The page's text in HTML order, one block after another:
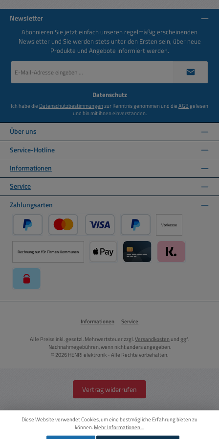
Newsletter
Abonnieren Sie jetzt einfach unseren regelmäßig erscheinenden
Newsletter und Sie werden stets unter den Ersten sein, über neue
Produkte und Angebote informiert werden.
Mail-
Datenschutz
Ich habe die Datenschutzbestimmungenzur Kenntnis genommen und dieAGBgelesen
und bin mit ihnen einverstanden.
Über uns
Service-Hotline
Informationen
Service
Zahlungsarten
PayPal Kredit- oder Debitkarte über PayPal
Später Bezahlen über PayPal
Vorkasse
Rechnung nur für Firmen Kommunen
Informationen Service
Alle Preise inkl. gesetzl. Mehrwertsteuer zzgl.Versandkosten und ggf.
Nachnahmegebühren, wenn nicht anders angegeben.
© 2026 HENRI elektronik - Alle Rechte vorbehalten.
Vertrag widerrufen
Diese Website verwendet Cookies, um eine bestmögliche Erfahrung bieten zu
können.Mehr Informationen ...